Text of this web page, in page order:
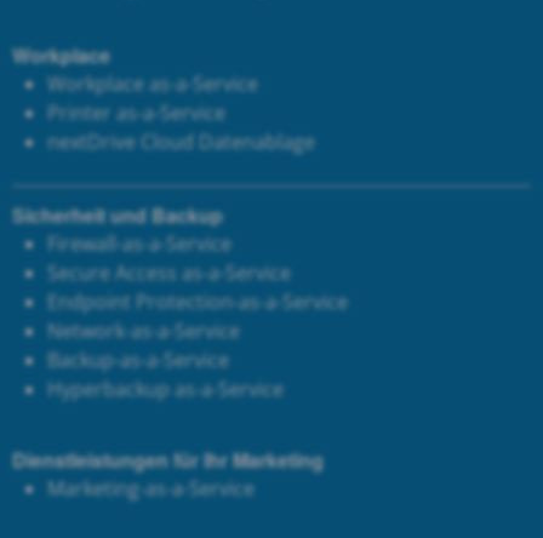
Workplace
Workplace as-a-Service
Printer as-a-Service
nextDrive Cloud Datenablage
Sicherheit und Backup
Firewall-as-a-Service
Secure Access as-a-Service
Endpoint Protection-as-a-Service
Network-as-a-Service
Backup-as-a-Service
Hyperbackup as-a-Service
Dienstleistungen für Ihr Marketing
Marketing-as-a-Service